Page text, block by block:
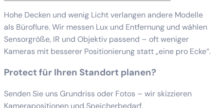
Hohe Decken und wenig Licht verlangen andere Modelle
als Büroflure. Wir messen Lux und Entfernung und wählen
Sensorgröße, IR und Objektiv passend – oft weniger
Kameras mit besserer Positionierung statt „eine pro Ecke“.
Protect für Ihren Standort planen?
Senden Sie uns Grundriss oder Fotos – wir skizzieren
Kamerapositionen und Speicherbedarf.